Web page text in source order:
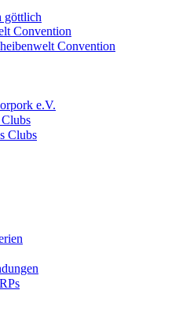
göttlich
Convention
Convention
e.V.
Clubs